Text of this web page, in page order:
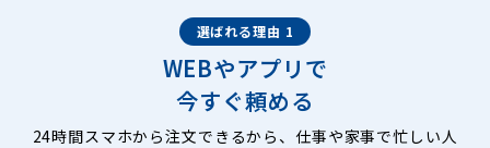
選ばれる理由 1
WEBやアプリで
今すぐ頼める
24時間スマホから注文できるから、仕事や家事で忙しい人